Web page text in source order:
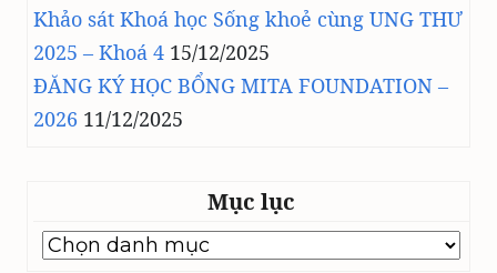
Khảo sát Khoá học Sống khoẻ cùng UNG THƯ
2025 – Khoá 4 15/12/2025
ĐĂNG KÝ HỌC BỔNG MITA FOUNDATION –
2026 11/12/2025
Mục lục
Mục
lục